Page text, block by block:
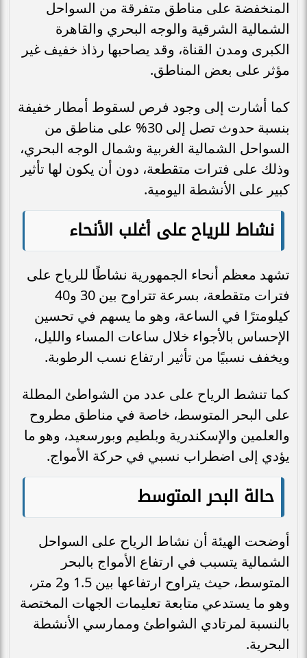
المنخفضة على مناطق متفرقة من السواحل
الشمالية الشرقية والوجه البحري والقاهرة
الكبرى ومدن القناة، وقد يصاحبها رذاذ خفيف غير
مؤثر على بعض المناطق.
كما أشارت إلى وجود فرص لسقوط أمطار خفيفة
بنسبة حدوث تصل إلى 30% على مناطق من
السواحل الشمالية الغربية وشمال الوجه البحري،
وذلك على فترات متقطعة، دون أن يكون لها تأثير
كبير على الأنشطة اليومية.
نشاط للرياح على أغلب الأنحاء
تشهد معظم أنحاء الجمهورية نشاطًا للرياح على
فترات متقطعة، بسرعة تتراوح بين 30 و40
كيلومترًا في الساعة، وهو ما يسهم في تحسين
الإحساس بالأجواء خلال ساعات المساء والليل،
ويخفف نسبيًا من تأثير ارتفاع نسب الرطوبة.
كما تنشط الرياح على عدد من الشواطئ المطلة
على البحر المتوسط، خاصة في مناطق مطروح
والعلمين والإسكندرية وبلطيم وبورسعيد، وهو ما
يؤدي إلى اضطراب نسبي في حركة الأمواج.
حالة البحر المتوسط
أوضحت الهيئة أن نشاط الرياح على السواحل
الشمالية يتسبب في ارتفاع الأمواج بالبحر
المتوسط، حيث يتراوح ارتفاعها بين 1.5 و2 متر،
وهو ما يستدعي متابعة تعليمات الجهات المختصة
بالنسبة لمرتادي الشواطئ وممارسي الأنشطة
البحرية.